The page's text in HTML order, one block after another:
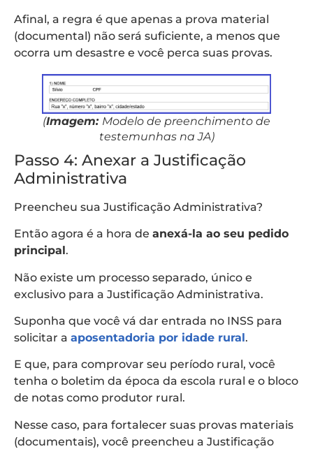
Afinal, a regra é que apenas a prova material
(documental) não será suficiente, a menos que
ocorra um desastre e você perca suas provas.
(Imagem: Modelo de preenchimento de
testemunhas na JA)
Passo 4: Anexar a Justificação
Administrativa
Preencheu sua Justificação Administrativa?
Então agora é a hora de anexá-la ao seu pedido
principal.
Não existe um processo separado, único e
exclusivo para a Justificação Administrativa.
Suponha que você vá dar entrada no INSS para
solicitar a aposentadoria por idade rural.
E que, para comprovar seu período rural, você
tenha o boletim da época da escola rural e o bloco
de notas como produtor rural.
Nesse caso, para fortalecer suas provas materiais
(documentais), você preencheu a Justificação